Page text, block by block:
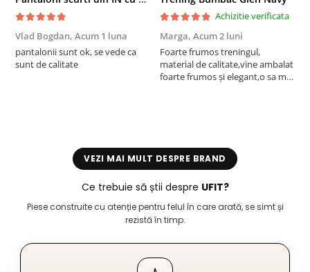
Vlad Bogdan, Acum 1 luna
pantalonii sunt ok, se vede ca
sunt de calitate
Achizitie verificata
Marga, Acum 2 luni
Foarte frumos treningul,
material de calitate,vine ambalat
foarte frumos și elegant,o sa mai
VEZI MAI MULT DESPRE BRAND
Ce trebuie să știi despre UFIT?
Piese construite cu atenție pentru felul în care arată, se simt și
rezistă în timp.